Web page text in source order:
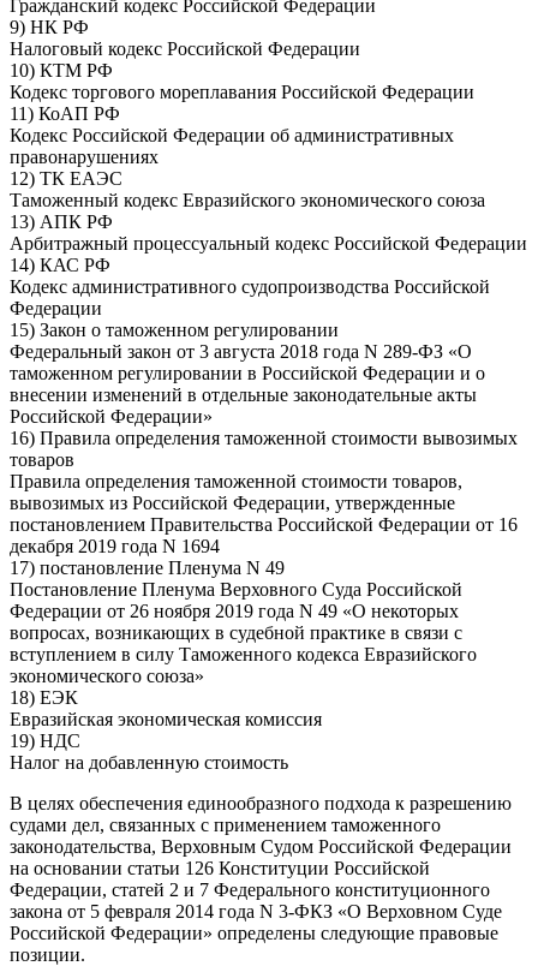
Гражданский кодекс Российской Федерации
9) НК РФ
Налоговый кодекс Российской Федерации
10) КТМ РФ
Кодекс торгового мореплавания Российской Федерации
11) КоАП РФ
Кодекс Российской Федерации об административных
правонарушениях
12) ТК ЕАЭС
Таможенный кодекс Евразийского экономического союза
13) АПК РФ
Арбитражный процессуальный кодекс Российской Федерации
14) КАС РФ
Кодекс административного судопроизводства Российской
Федерации
15) Закон о таможенном регулировании
Федеральный закон от 3 августа 2018 года N 289-ФЗ «О
таможенном регулировании в Российской Федерации и о
внесении изменений в отдельные законодательные акты
Российской Федерации»
16) Правила определения таможенной стоимости вывозимых
товаров
Правила определения таможенной стоимости товаров,
вывозимых из Российской Федерации, утвержденные
постановлением Правительства Российской Федерации от 16
декабря 2019 года N 1694
17) постановление Пленума N 49
Постановление Пленума Верховного Суда Российской
Федерации от 26 ноября 2019 года N 49 «О некоторых
вопросах, возникающих в судебной практике в связи с
вступлением в силу Таможенного кодекса Евразийского
экономического союза»
18) ЕЭК
Евразийская экономическая комиссия
19) НДС
Налог на добавленную стоимость
В целях обеспечения единообразного подхода к разрешению
судами дел, связанных с применением таможенного
законодательства, Верховным Судом Российской Федерации
на основании статьи 126 Конституции Российской
Федерации, статей 2 и 7 Федерального конституционного
закона от 5 февраля 2014 года N 3-ФКЗ «О Верховном Суде
Российской Федерации» определены следующие правовые
позиции.